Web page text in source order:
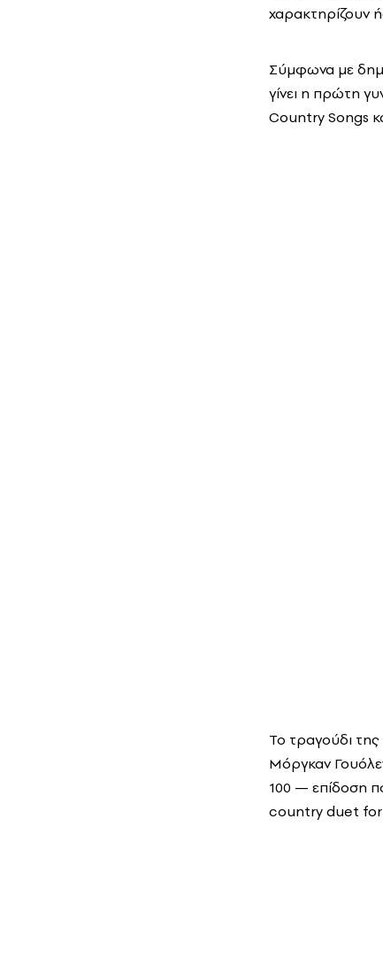
χαρακτηρίζουν
Σύμφωνα με
γίνει η πρώτη
Country Songs
Το τραγούδι της
Μόργκαν
100 — επίδοση
country duet